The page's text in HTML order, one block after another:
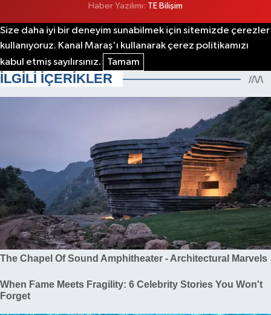
Haber Yazılımı: TE Bilişim
Size daha iyi bir deneyim sunabilmek için sitemizde çerezler
kullanıyoruz. Kanal Maraş'ı kullanarak çerez politikamızı
kabul etmiş sayılırsınız.
Tamam